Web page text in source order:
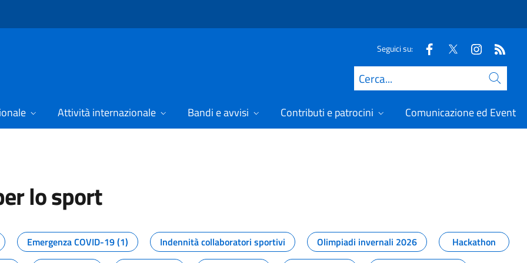
Seguici su:
Cerca
Attività internazionale Bandi e avvisi Contributi e patrocini Comunicazione ed Eventi
lo sport
dal Dipartimento per lo sport
Emergenza COVID-19 (1) Indennità collaboratori sportivi Olimpiadi invernali 2026
Hackathon